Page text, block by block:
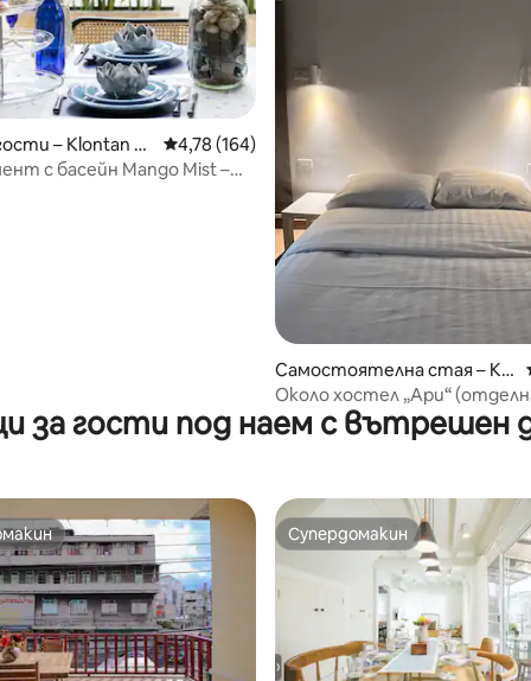
5, 14 отзива
– Klontan N
Средна оценка: 4,78 от 5, 164 отзива
4,78 (164)
с басейн Mango Mist –
Самостоятелна стая – Kh
et Phaya Thai
Около хостел „Ари“
за гости под наем с вътрешен
Супердомакин
Супердомакин